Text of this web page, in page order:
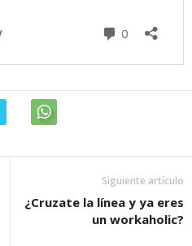
Siguiente artículo
¿Cruzate la línea y ya eres
un workaholic?